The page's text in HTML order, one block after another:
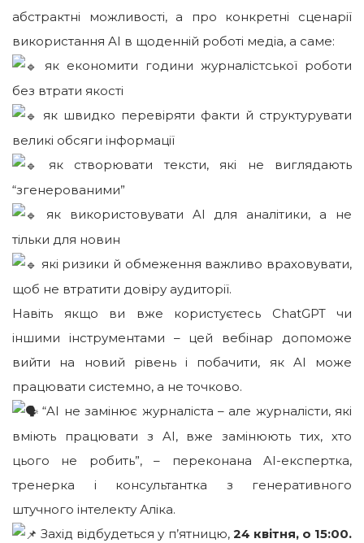
абстрактні можливості, а про конкретні сценарії
використання AI в щоденній роботі медіа, а саме:
як економити години журналістської роботи
без втрати якості
як швидко перевіряти факти й структурувати
великі обсяги інформації
як створювати тексти, які не виглядають
“згенерованими”
як використовувати AI для аналітики, а не
тільки для новин
які ризики й обмеження важливо враховувати,
щоб не втратити довіру аудиторії.
Навіть якщо ви вже користуєтесь ChatGPT чи
іншими інструментами – цей вебінар допоможе
вийти на новий рівень і побачити, як AI може
працювати системно, а не точково.
“AI не замінює журналіста – але журналісти, які
вміють працювати з AI, вже замінюють тих, хто
цього не робить”, – переконана AI-експертка,
тренерка і консультантка з генеративного
штучного інтелекту Аліка.
Захід відбудеться у п’ятницю, 24 квітня, о 15:00.